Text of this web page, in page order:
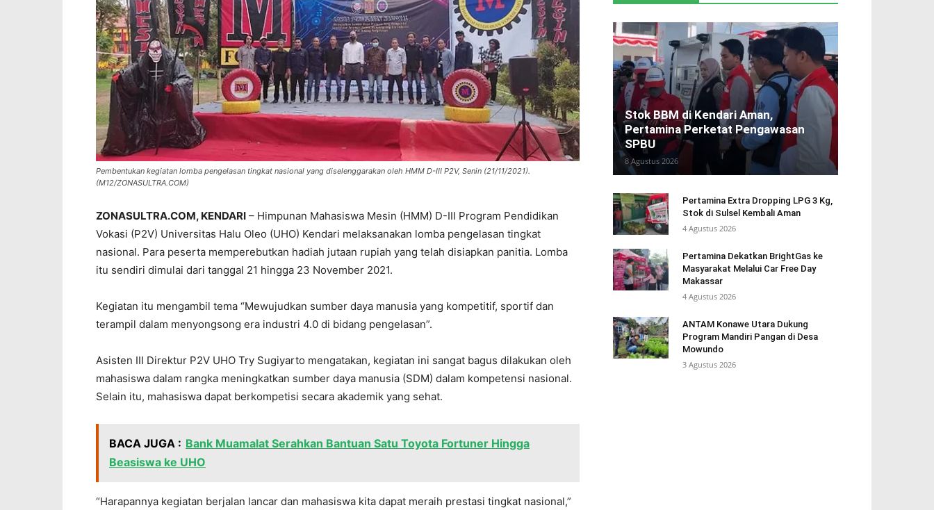
Pembentukan kegiatan lomba pengelasan tingkat nasional yang diselenggarakan oleh HMM D-III P2V, Senin (21/11/2021).
(M12/ZONASULTRA.COM)
ZONASULTRA.COM, KENDARI – Himpunan Mahasiswa Mesin (HMM) D-III Program Pendidikan
Vokasi (P2V) Universitas Halu Oleo (UHO) Kendari melaksanakan lomba pengelasan tingkat
nasional. Para peserta memperebutkan hadiah jutaan rupiah yang telah disiapkan panitia. Lomba
itu sendiri dimulai dari tanggal 21 hingga 23 November 2021.
Kegiatan itu mengambil tema “Mewujudkan sumber daya manusia yang kompetitif, sportif dan
terampil dalam menyongsong era industri 4.0 di bidang pengelasan”.
Asisten III Direktur P2V UHO Try Sugiyarto mengatakan, kegiatan ini sangat bagus dilakukan oleh
mahasiswa dalam rangka meningkatkan sumber daya manusia (SDM) dalam kompetensi nasional.
Selain itu, mahasiswa dapat berkompetisi secara akademik yang sehat.
BACA JUGA : Bank Muamalat Serahkan Bantuan Satu Toyota Fortuner Hingga
Beasiswa ke UHO
“Harapannya kegiatan berjalan lancar dan mahasiswa kita dapat meraih prestasi tingkat nasional,”
Stok BBM di Kendari Aman,
Pertamina Perketat Pengawasan
SPBU
8 Agustus 2026
Pertamina Extra Dropping LPG 3 Kg,
Stok di Sulsel Kembali Aman
4 Agustus 2026
Pertamina Dekatkan BrightGas ke
Masyarakat Melalui Car Free Day
Makassar
4 Agustus 2026
ANTAM Konawe Utara Dukung
Program Mandiri Pangan di Desa
Mowundo
3 Agustus 2026